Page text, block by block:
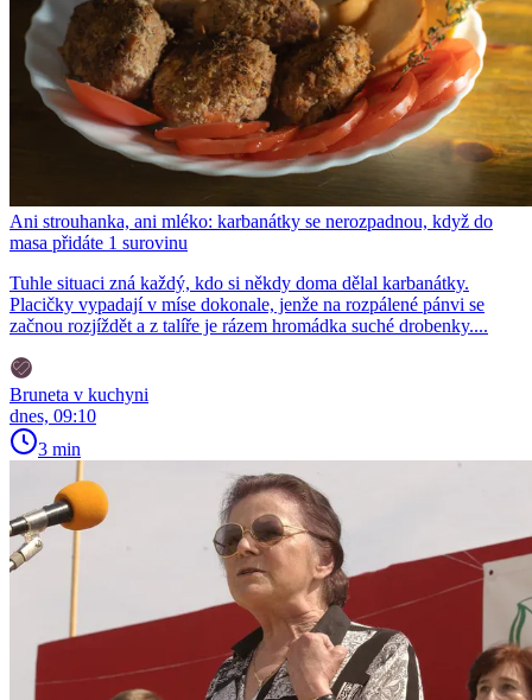
Ani strouhanka, ani mléko: karbanátky se nerozpadnou, když do
masa přidáte 1 surovinu
Tuhle situaci zná každý, kdo si někdy doma dělal karbanátky.
Placičky vypadají v míse dokonale, jenže na rozpálené pánvi se
začnou rozjíždět a z talíře je rázem hromádka suché drobenky....
Bruneta v kuchyni
dnes, 09:10
3 min